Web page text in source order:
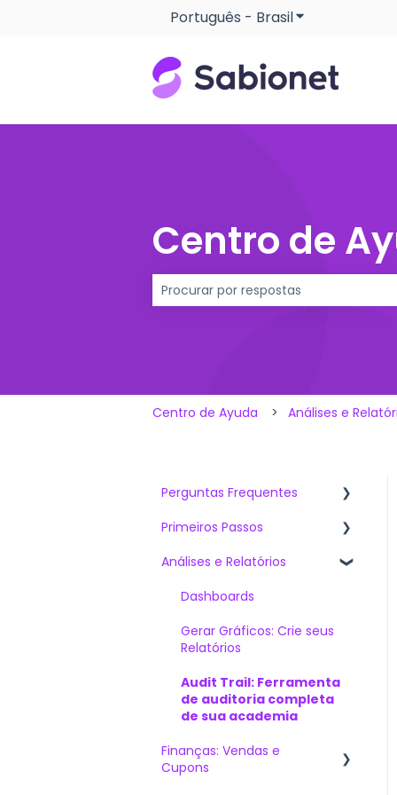
Português - BrasilMostrar
Centro de
Centro de Ayuda Análises e
Perguntas Frequentes
Artigos mais vistos
O que devo saber ao
Soluções Técnicas
Primeiros Passos
Venda de Cursos Online
Capacitação Online
Instituições Educativas
O Mais Recomendado
Análises e Relatórios
Dashboards
Gerar Gráficos: Crie seus
Relatórios
Audit Trail: Ferramenta
de auditoria completa
de sua academia
Finanças: Vendas e
Cupons